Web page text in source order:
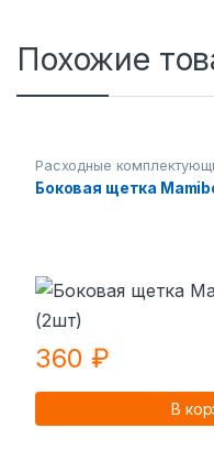
Похожие
Расходные
тряпки) Mamibot
Боковая щетка
360 ₽
В